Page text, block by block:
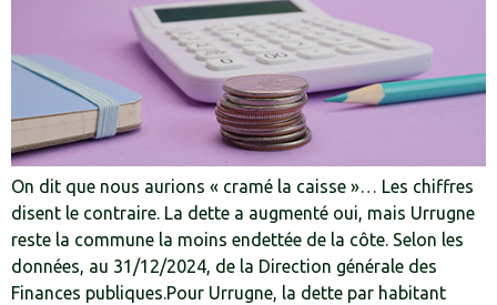
On dit que nous aurions « cramé la caisse »… Les chiffres
disent le contraire. La dette a augmenté oui, mais Urrugne
reste la commune la moins endettée de la côte. Selon les
données, au 31/12/2024, de la Direction générale des
Finances publiques.Pour Urrugne, la dette par habitant